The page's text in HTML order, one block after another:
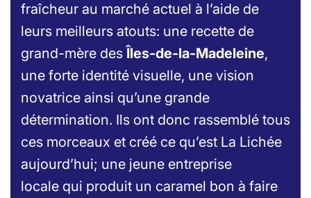
fraîcheur au marché actuel à l’aide de
leurs meilleurs atouts: une recette de
grand-mère des Îles-de-la-Madeleine,
une forte identité visuelle, une vision
novatrice ainsi qu’une grande
détermination. Ils ont donc rassemblé tous
ces morceaux et créé ce qu’est La Lichée
aujourd’hui; une jeune entreprise
locale qui produit un caramel bon à faire